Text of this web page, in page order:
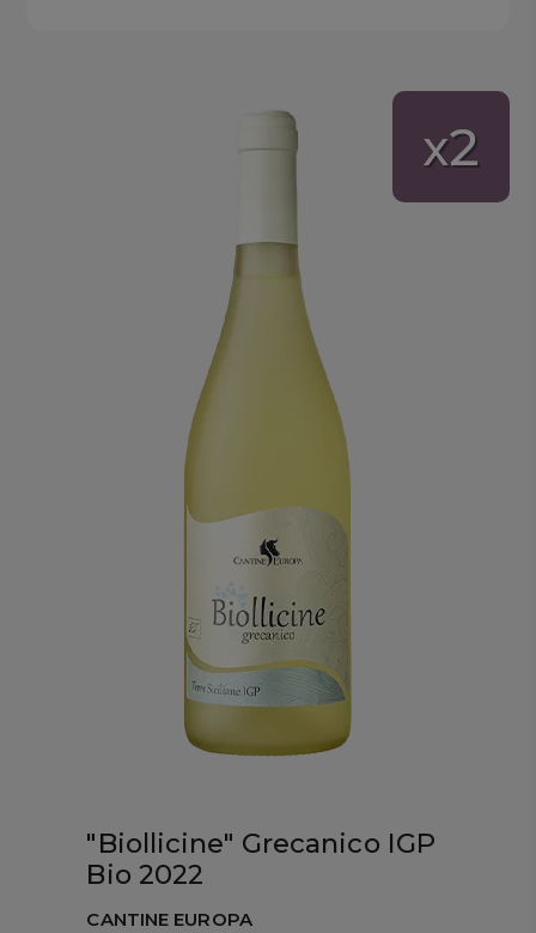
"Biollicine" Grecanico IGP
Bio 2022
CANTINE EUROPA
x2